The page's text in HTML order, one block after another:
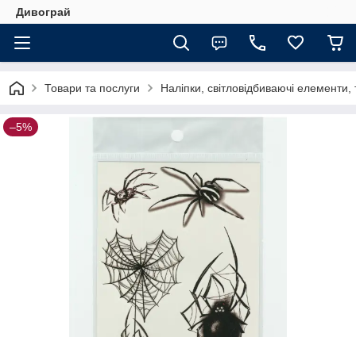
Дивограй
Товари та послуги Наліпки, світловідбиваючі
–5%